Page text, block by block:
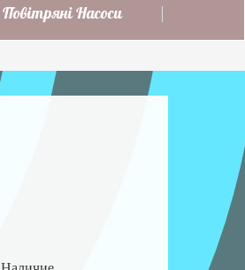
Повітряні Насоси